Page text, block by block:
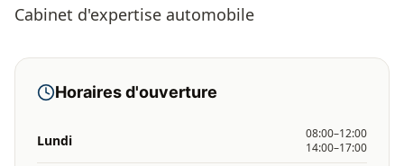
Cabinet d'expertise automobile
Horaires d'ouverture
Lundi
08:00–12:00
14:00–17:00